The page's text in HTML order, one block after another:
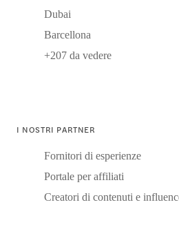
Dubai
Barcellona
+207 da vedere
I NOSTRI PARTNER
Fornitori di esperienze
Portale per affiliati
Creatori di contenuti e